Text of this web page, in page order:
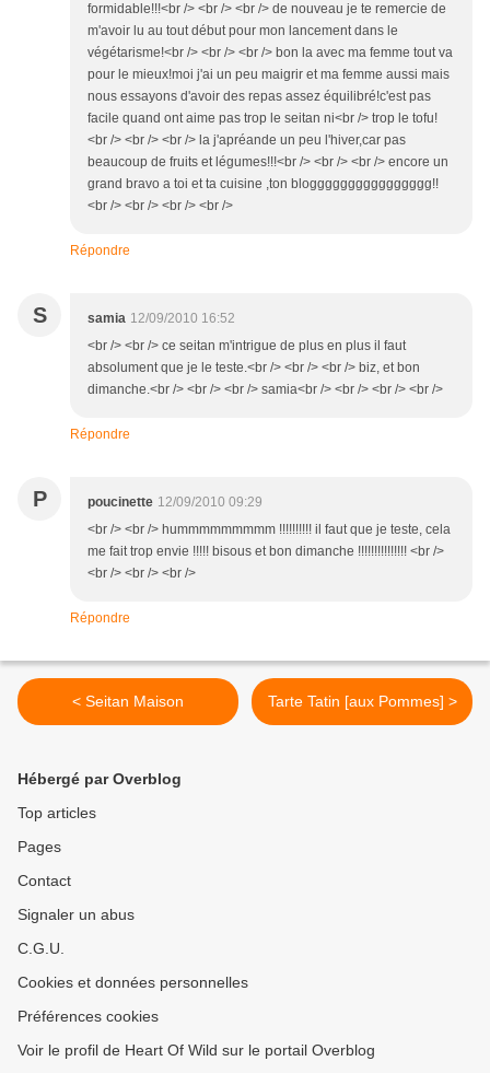
formidable!!!<br /> <br /> <br /> de nouveau je te remercie de
m'avoir lu au tout début pour mon lancement dans le
végétarisme!<br /> <br /> <br /> bon la avec ma femme tout va
pour le mieux!moi j'ai un peu maigrir et ma femme aussi mais
nous essayons d'avoir des repas assez équilibré!c'est pas
facile quand ont aime pas trop le seitan ni<br /> trop le tofu!
<br /> <br /> <br /> la j'apréande un peu l'hiver,car pas
beaucoup de fruits et légumes!!!<br /> <br /> <br /> encore un
grand bravo a toi et ta cuisine ,ton blogggggggggggggggg!!
<br /> <br /> <br /> <br />
Répondre
S samia 12/09/2010 16:52
<br /> <br /> ce seitan m'intrigue de plus en plus il faut
absolument que je le teste.<br /> <br /> <br /> biz, et bon
dimanche.<br /> <br /> <br /> samia<br /> <br /> <br /> <br />
Répondre
P poucinette 12/09/2010 09:29
<br /> <br /> hummmmmmmmm !!!!!!!!!! il faut que je teste, cela
me fait trop envie !!!!! bisous et bon dimanche !!!!!!!!!!!!!!! <br />
<br /> <br /> <br />
Répondre
< Seitan Maison Tarte Tatin [aux Pommes] >
Hébergé par Overblog
Top articles
Pages
Contact
Signaler un abus
C.G.U.
Cookies et données personnelles
Préférences cookies
Voir le profil de Heart Of Wild sur le portail Overblog